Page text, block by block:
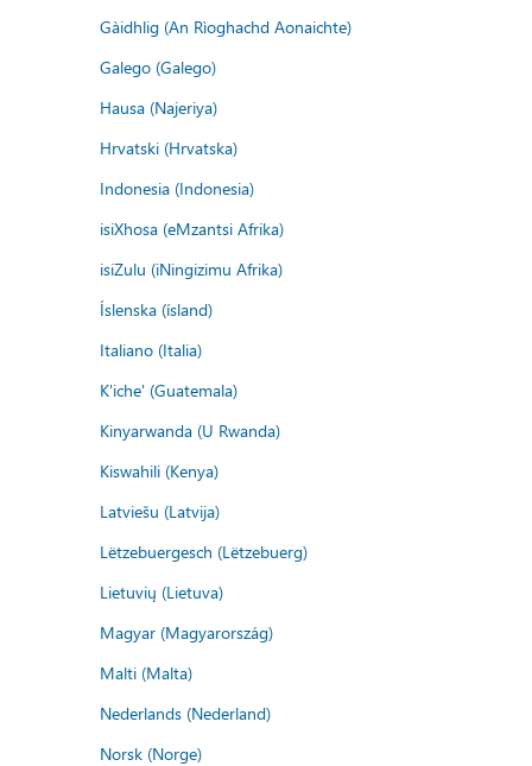
Gàidhlig (An Rìoghachd Aonaichte)
Galego (Galego)
Hausa (Najeriya)
Hrvatski (Hrvatska)
Indonesia (Indonesia)
isiXhosa (eMzantsi Afrika)
isiZulu (iNingizimu Afrika)
Íslenska (ísland)
Italiano (Italia)
K'iche' (Guatemala)
Kinyarwanda (U Rwanda)
Kiswahili (Kenya)
Latviešu (Latvija)
Lëtzebuergesch (Lëtzebuerg)
Lietuvių (Lietuva)
Magyar (Magyarország)
Malti (Malta)
Nederlands (Nederland)
Norsk (Norge)